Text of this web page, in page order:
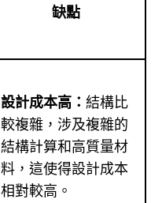
缺點
設計成本高： 結構比
較複雜，涉及複雜的
結構計算和高質量材
料，這使得設計成本
相對較高。